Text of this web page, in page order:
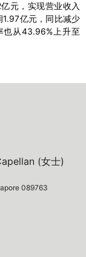
元，实现营业收入
亿元，同比减少
也从43.96%上升至
(女士)
089763